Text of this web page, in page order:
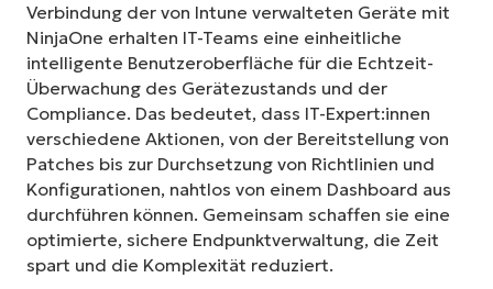
Verbindung der von Intune verwalteten Geräte mit
NinjaOne erhalten IT-Teams eine einheitliche
intelligente Benutzeroberfläche für die Echtzeit-
Überwachung des Gerätezustands und der
Compliance. Das bedeutet, dass IT-Expert:innen
verschiedene Aktionen, von der Bereitstellung von
Patches bis zur Durchsetzung von Richtlinien und
Konfigurationen, nahtlos von einem Dashboard aus
durchführen können. Gemeinsam schaffen sie eine
optimierte, sichere Endpunktverwaltung, die Zeit
spart und die Komplexität reduziert.